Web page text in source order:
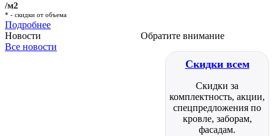
/м2
* - скидки от объема
Подробнее
Обратите внимание
Скидки всем
Скидки за
комплектность, акции,
спецпредложения по
кровле, заборам,
фасадам.
Новости
Все новости